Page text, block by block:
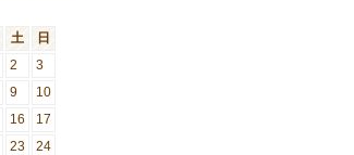
土
日
2
3
9
10
16
17
23
24